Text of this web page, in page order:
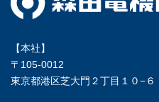
【本社】
〒105-0012
東京都港区芝大門２丁目１０−６